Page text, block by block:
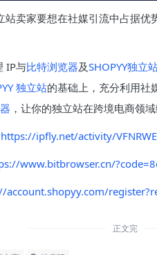
站卖家要想在社媒引流中占据
IP与比特浏览器及SHOPYY独立
独立站的基础上，充分利用社
，让你的独立站在跨境电商领域
https://ipfly.net/activity/
www.bitbrowser.cn/
account.shopyy.com/
正文完